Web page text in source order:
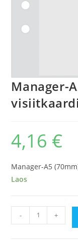
Manager-
4,16 €
Manager-A5
Laos
Manager-
A5
- +